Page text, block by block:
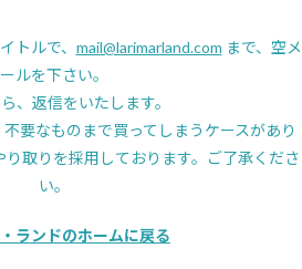
トルで、 mail@larimarland.com まで、空メ
ールを下さい。
、返信をいたします。
要なものまで買ってしまうケースがあり
り取りを採用しております。ご了承くださ
い。
ランドのホームに戻る